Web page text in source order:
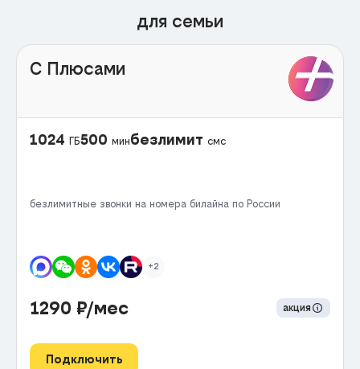
для семьи
С Плюсами
1024 ГБ500 минбезлимит смс
безлимитные звонки на номера билайна по России
+2
1290 ₽/мес акция
Подключить